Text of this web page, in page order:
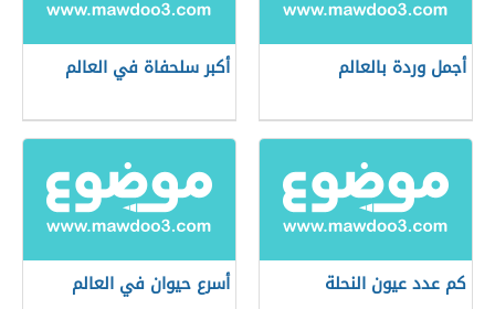
أجمل وردة بالعالم أكبر سلحفاة في العالم
كم عدد عيون النحلة أسرع حيوان في العالم